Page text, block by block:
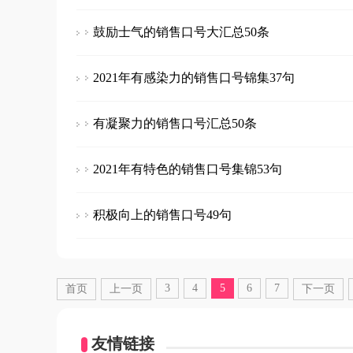
鼓励士气的销售口号大汇总50条
2021年有感染力的销售口号锦集37句
有凝聚力的销售口号汇总50条
2021年有特色的销售口号集锦53句
积极向上的销售口号49句
首页 上一页 3 4 5 6 7 下一页
友情链接